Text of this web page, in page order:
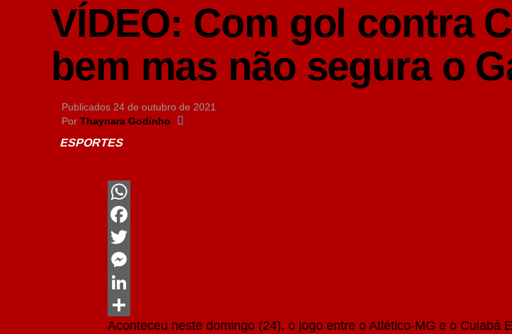
VÍDEO: Com gol contra
bem mas não segura o
Publicados 24 de outubro de 2021
Por Thaynara Godinho
ESPORTES
WhatsApp
Facebook
Twitter
Messenger
LinkedIn
Share
Aconteceu neste domingo (24), o jogo entre o Atlético-MG e o Cuiabá